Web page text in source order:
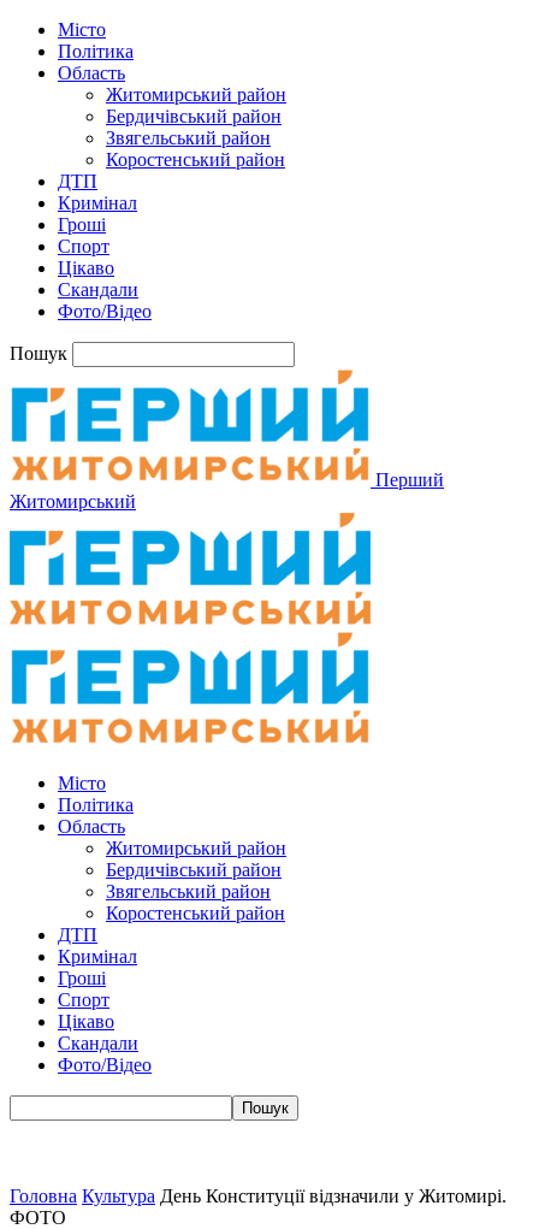
Місто
Політика
Область
Житомирський район
Бердичівський район
Звягельський район
Коростенський район
ДТП
Кримінал
Гроші
Спорт
Цікаво
Скандали
Фото/Відео
Пошук
Перший
Житомирський
Місто
Політика
Область
Житомирський район
Бердичівський район
Звягельський район
Коростенський район
ДТП
Кримінал
Гроші
Спорт
Цікаво
Скандали
Фото/Відео
Головна Культура День Конституції відзначили у Житомирі.
ФОТО